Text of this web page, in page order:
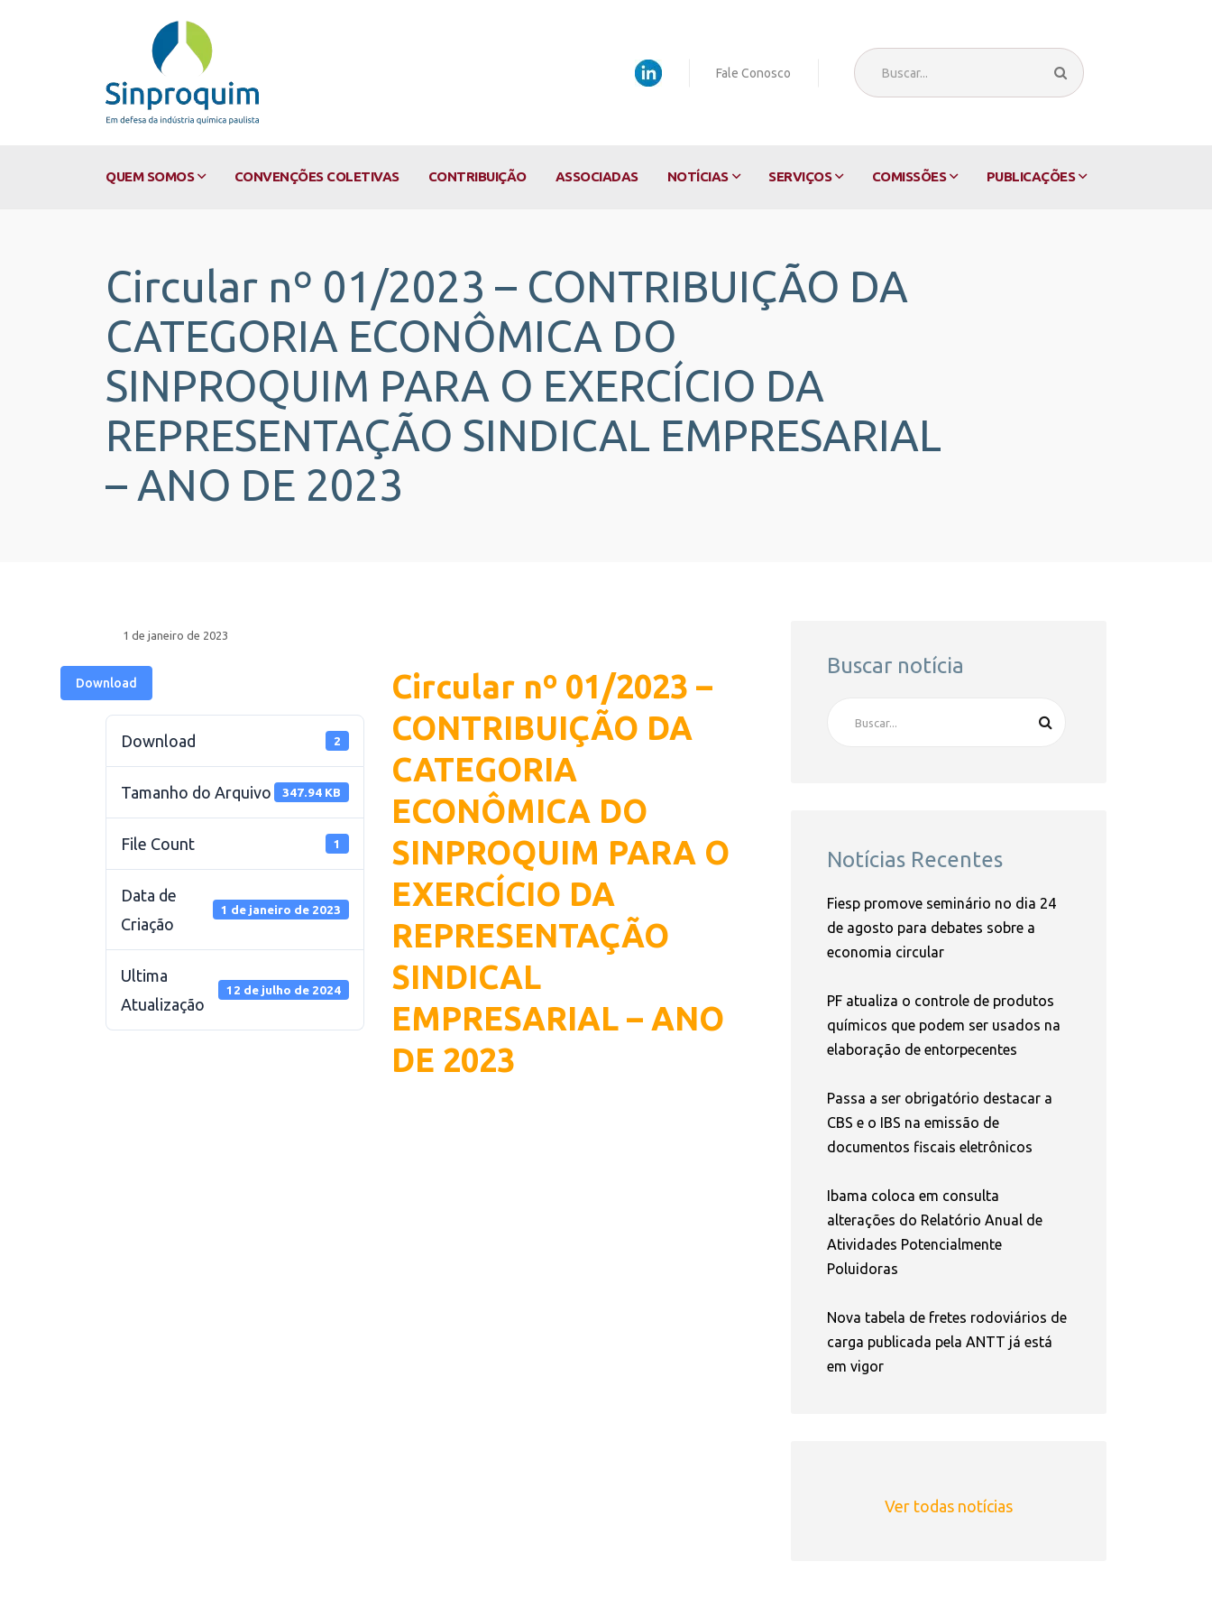
Fale Conosco
QUEM SOMOS CONVENÇÕES COLETIVAS CONTRIBUIÇÃO ASSOCIADAS NOTÍCIAS SERVIÇOS COMISSÕES PUBLICAÇÕES
Circular nº 01/2023 – CONTRIBUIÇÃO DA
CATEGORIA ECONÔMICA DO
SINPROQUIM PARA O EXERCÍCIO DA
REPRESENTAÇÃO SINDICAL EMPRESARIAL
– ANO DE 2023
1 de janeiro de 2023
Download
Download 2
Tamanho do Arquivo 347.94 KB
File Count 1
Data de
Criação
1 de janeiro de 2023
Ultima
Atualização
12 de julho de 2024
Circular nº 01/2023 –
CONTRIBUIÇÃO DA
CATEGORIA
ECONÔMICA DO
SINPROQUIM PARA O
EXERCÍCIO DA
REPRESENTAÇÃO
SINDICAL
EMPRESARIAL – ANO
DE 2023
Buscar notícia
Notícias Recentes
Fiesp promove seminário no dia 24
de agosto para debates sobre a
economia circular
PF atualiza o controle de produtos
químicos que podem ser usados na
elaboração de entorpecentes
Passa a ser obrigatório destacar a
CBS e o IBS na emissão de
documentos fiscais eletrônicos
Ibama coloca em consulta
alterações do Relatório Anual de
Atividades Potencialmente
Poluidoras
Nova tabela de fretes rodoviários de
carga publicada pela ANTT já está
em vigor
Ver todas notícias